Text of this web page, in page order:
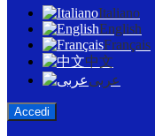
Italiano
English
Français
中文
عربى
Accedi